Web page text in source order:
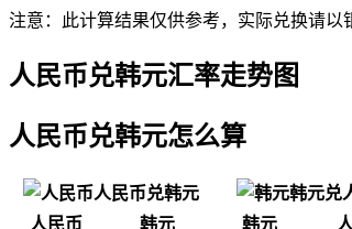
注意：此计算结果仅供参考，实际兑换请以
人民币兑韩元汇率走势图
人民币兑韩元怎么算
人民币兑韩元
韩元兑
人民币
韩元 韩元